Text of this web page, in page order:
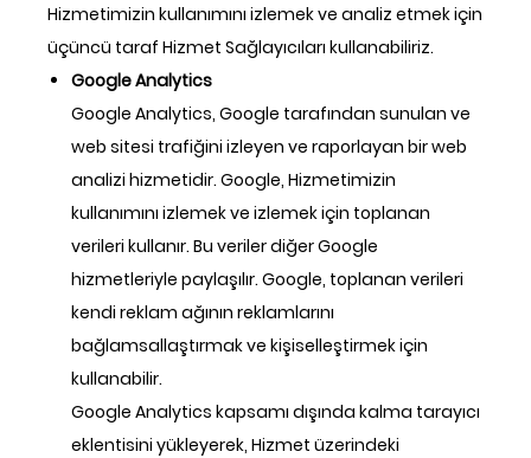
Hizmetimizin kullanımını izlemek ve analiz etmek için
üçüncü taraf Hizmet Sağlayıcıları kullanabiliriz.
Google Analytics
Google Analytics, Google tarafından sunulan ve
web sitesi trafiğini izleyen ve raporlayan bir web
analizi hizmetidir. Google, Hizmetimizin
kullanımını izlemek ve izlemek için toplanan
verileri kullanır. Bu veriler diğer Google
hizmetleriyle paylaşılır. Google, toplanan verileri
kendi reklam ağının reklamlarını
bağlamsallaştırmak ve kişiselleştirmek için
kullanabilir.
Google Analytics kapsamı dışında kalma tarayıcı
eklentisini yükleyerek, Hizmet üzerindeki